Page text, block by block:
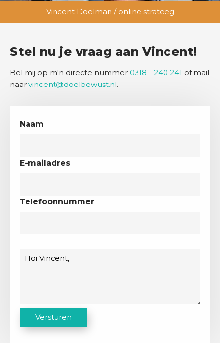
Vincent Doelman / online strateeg
Stel nu je vraag aan Vincent!
Bel mij op m'n directe nummer 0318 - 240 241 of mail
naar vincent@doelbewust.nl.
Naam
E-mailadres
Telefoonnummer
A
Versturen